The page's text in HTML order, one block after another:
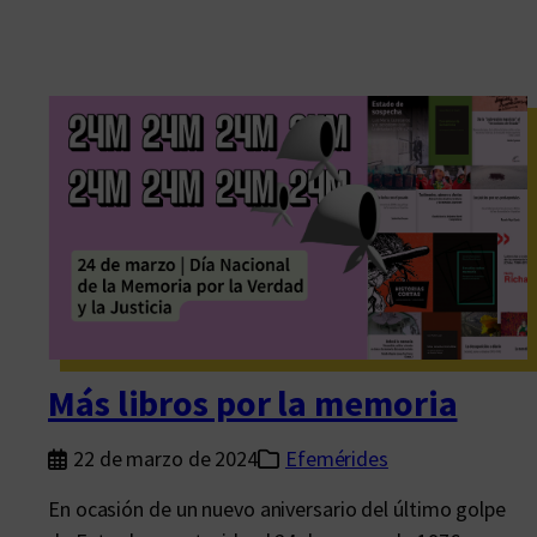
Más libros por la memoria
22 de marzo de 2024
Efemérides
En ocasión de un nuevo aniversario del último golpe